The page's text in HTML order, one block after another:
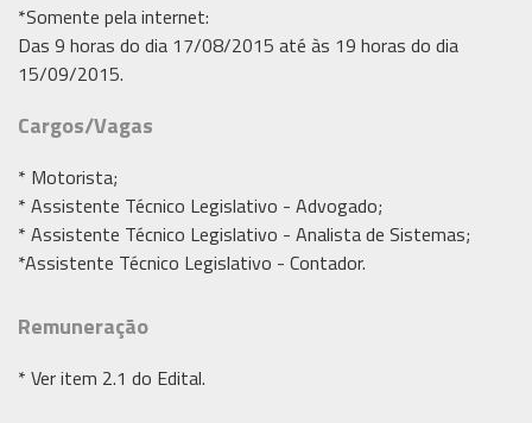
*Somente pela internet:
Das 9 horas do dia 17/08/2015 até às 19 horas do dia
15/09/2015.
Cargos/Vagas
* Motorista;
* Assistente Técnico Legislativo - Advogado;
* Assistente Técnico Legislativo - Analista de Sistemas;
*Assistente Técnico Legislativo - Contador.
Remuneração
* Ver item 2.1 do Edital.